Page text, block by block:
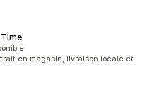
en magasin, livraison locale et